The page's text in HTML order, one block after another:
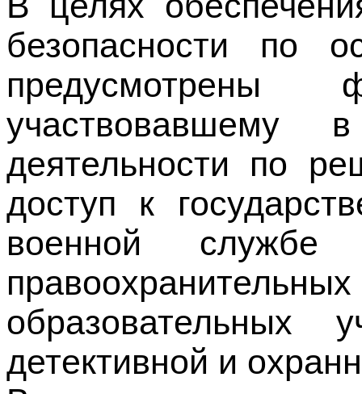
предусмотрены
участвовавшему
деятельности по
доступ к
военной
образовательных
детективной и
В случае, если
органа